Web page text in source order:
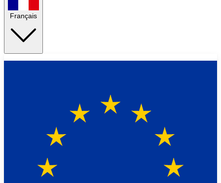
Français